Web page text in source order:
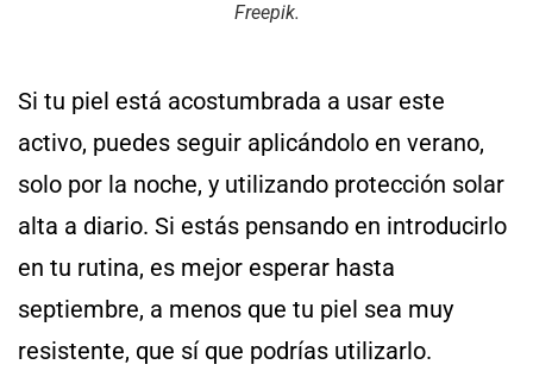
Freepik.
Si tu piel está acostumbrada a usar este
activo, puedes seguir aplicándolo en verano,
solo por la noche, y utilizando protección solar
alta a diario. Si estás pensando en introducirlo
en tu rutina, es mejor esperar hasta
septiembre, a menos que tu piel sea muy
resistente, que sí que podrías utilizarlo.